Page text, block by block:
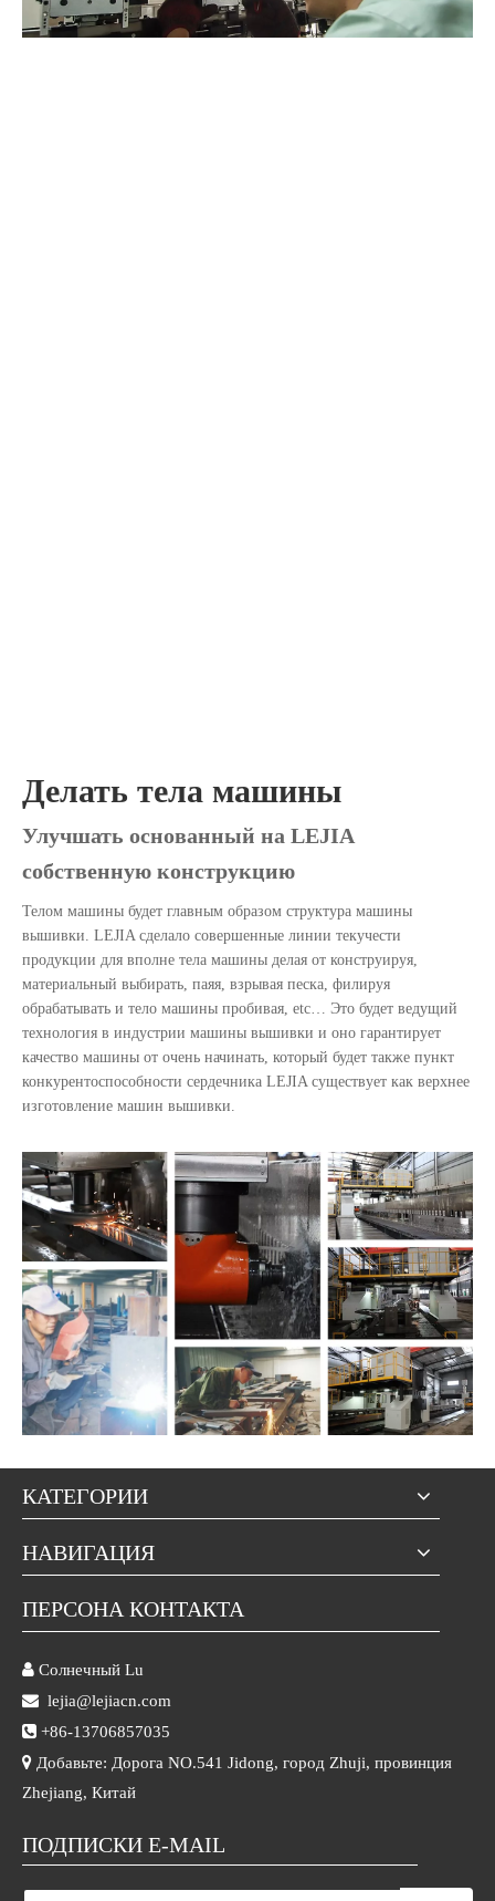
Делать тела машины
Улучшать основанный на LEJIA
собственную конструкцию
Телом машины будет главным образом структура машины
вышивки. LEJIA сделало совершенные линии текучести
продукции для вполне тела машины делая от конструируя,
материальный выбирать, паяя, взрывая песка, филируя
обрабатывать и тело машины пробивая, etc… Это будет ведущий
технология в индустрии машины вышивки и оно гарантирует
качество машины от очень начинать, который будет также пункт
конкурентоспособности сердечника LEJIA существует как верхнее
изготовление машин вышивки.
КАТЕГОРИИ
НАВИГАЦИЯ
ПЕРСОНА КОНТАКТА
 Солнечный Lu
 lejia@lejiacn.com
 +86-13706857035
 Добавьте: Дорога NO.541 Jidong, город Zhuji, провинция
Zhejiang, Китай
ПОДПИСКИ E-MAIL